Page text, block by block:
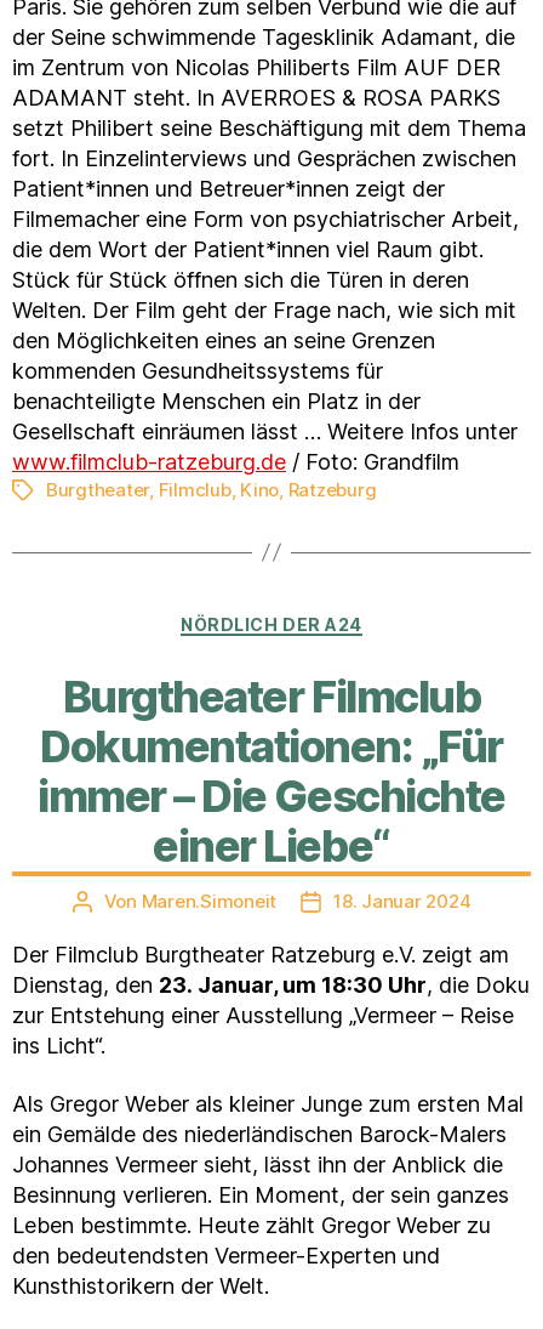
Paris. Sie gehören zum selben Verbund wie die auf
der Seine schwimmende Tagesklinik Adamant, die
im Zentrum von Nicolas Philiberts Film AUF DER
ADAMANT steht. In AVERROES & ROSA PARKS
setzt Philibert seine Beschäftigung mit dem Thema
fort. In Einzelinterviews und Gesprächen zwischen
Patient*innen und Betreuer*innen zeigt der
Filmemacher eine Form von psychiatrischer Arbeit,
die dem Wort der Patient*innen viel Raum gibt.
Stück für Stück öffnen sich die Türen in deren
Welten. Der Film geht der Frage nach, wie sich mit
den Möglichkeiten eines an seine Grenzen
kommenden Gesundheitssystems für
benachteiligte Menschen ein Platz in der
Gesellschaft einräumen lässt … Weitere Infos unter
www.filmclub-ratzeburg.de / Foto: Grandfilm
Schlagwörter
Burgtheater, Filmclub, Kino, Ratzeburg
Kategorien
NÖRDLICH DER A24
Burgtheater Filmclub
Dokumentationen: „Für
immer – Die Geschichte
einer Liebe“
Beitragsautor
Von Maren.Simoneit Veröffentlichungsdatum
18. Januar 2024
Der Filmclub Burgtheater Ratzeburg e.V. zeigt am
Dienstag, den 23. Januar, um 18:30 Uhr, die Doku
zur Entstehung einer Ausstellung „Vermeer – Reise
ins Licht“.
Als Gregor Weber als kleiner Junge zum ersten Mal
ein Gemälde des niederländischen Barock-Malers
Johannes Vermeer sieht, lässt ihn der Anblick die
Besinnung verlieren. Ein Moment, der sein ganzes
Leben bestimmte. Heute zählt Gregor Weber zu
den bedeutendsten Vermeer-Experten und
Kunsthistorikern der Welt.